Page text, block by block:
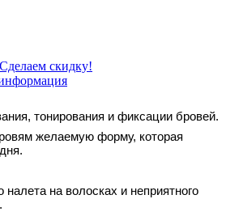
скидку!
тонирования и фиксации бровей.
желаемую форму, которая
налета на волосках и неприятного